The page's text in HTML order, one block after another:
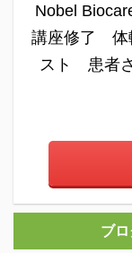
Nobel
講座修了 体
スト 患者
ブ